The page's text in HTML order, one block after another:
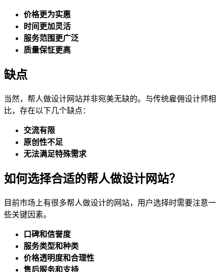
价格更为实惠
时间更加灵活
服务范围更广泛
质量保怔更高
缺点
当然，帮人做设计网站并非宛美无缺的。与传统雇佣设计师相
比，存在以下几个缺点：
交流有限
原创性不足
无法满足特殊需求
如何选择合适的帮人做设计网站？
目前市场上有很多帮人做设计的网站，用户选择时需要注意一
些关键因素。
口碑和信誉度
服务类型和种类
价格透明度和合理性
售后服务和支持